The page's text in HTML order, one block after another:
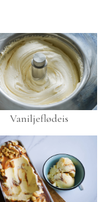
Vaniljeflødeis